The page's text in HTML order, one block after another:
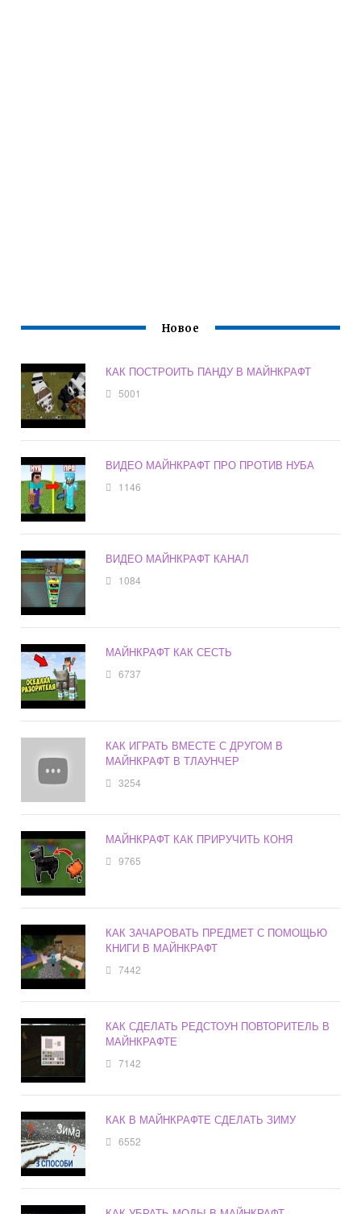
Новое
КАК ПОСТРОИТЬ ПАНДУ В МАЙНКРАФТ
5001
ВИДЕО МАЙНКРАФТ ПРО ПРОТИВ НУБА
1146
ВИДЕО МАЙНКРАФТ КАНАЛ
1084
МАЙНКРАФТ КАК СЕСТЬ
6737
КАК ИГРАТЬ ВМЕСТЕ С ДРУГОМ В
МАЙНКРАФТ В ТЛАУНЧЕР
3254
МАЙНКРАФТ КАК ПРИРУЧИТЬ КОНЯ
9765
КАК ЗАЧАРОВАТЬ ПРЕДМЕТ С ПОМОЩЬЮ
КНИГИ В МАЙНКРАФТ
7442
КАК СДЕЛАТЬ РЕДСТОУН ПОВТОРИТЕЛЬ В
МАЙНКРАФТЕ
7142
КАК В МАЙНКРАФТЕ СДЕЛАТЬ ЗИМУ
6552